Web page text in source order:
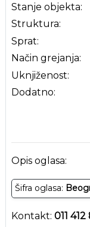
Stanje objekta:
Struktura:
Sprat:
Način grejanja:
Uknjiženost:
Dodatno:
Opis oglasa:
Šifra oglasa:
Kontakt: 011